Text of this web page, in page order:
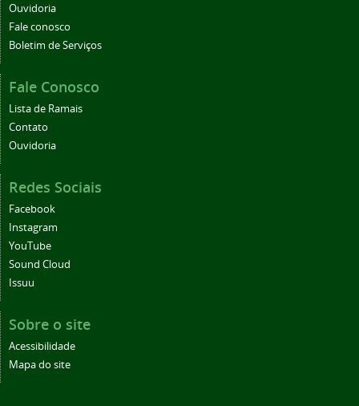
Ouvidoria
Fale conosco
Boletim de Serviços
Fale Conosco
Lista de Ramais
Contato
Ouvidoria
Redes Sociais
Facebook
Instagram
YouTube
Sound Cloud
Issuu
Sobre o site
Acessibilidade
Mapa do site